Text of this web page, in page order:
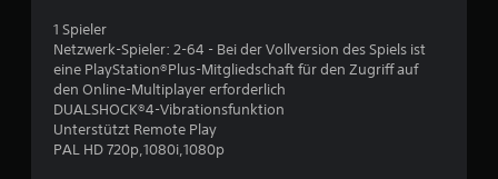
1 Spieler
Netzwerk-Spieler: 2-64 - Bei der Vollversion des Spiels ist
eine PlayStation®Plus-Mitgliedschaft für den Zugriff auf
den Online-Multiplayer erforderlich
DUALSHOCK®4-Vibrationsfunktion
Unterstützt Remote Play
PAL HD 720p,1080i,1080p